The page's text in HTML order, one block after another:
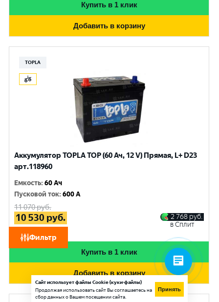
Фильтр
Купить в 1 клик
Добавить в корзину
TOPLA
Аккумулятор TOPLA TOP (60 Ач, 12 V) Прямая, L+ D23
арт.118960
Емкость:60 Ач
Пусковой ток:600 A
11 070руб.
10 530 руб.
при обмене
2 768 руб.
в Сплит
Купить в 1 клик
Добавить в корзину
Сайт использует файлы Cookie (куки-файлы)
Продолжая использовать сайт Вы соглашаетесь на
сбор данных о Вашем посещении сайта.
Принять